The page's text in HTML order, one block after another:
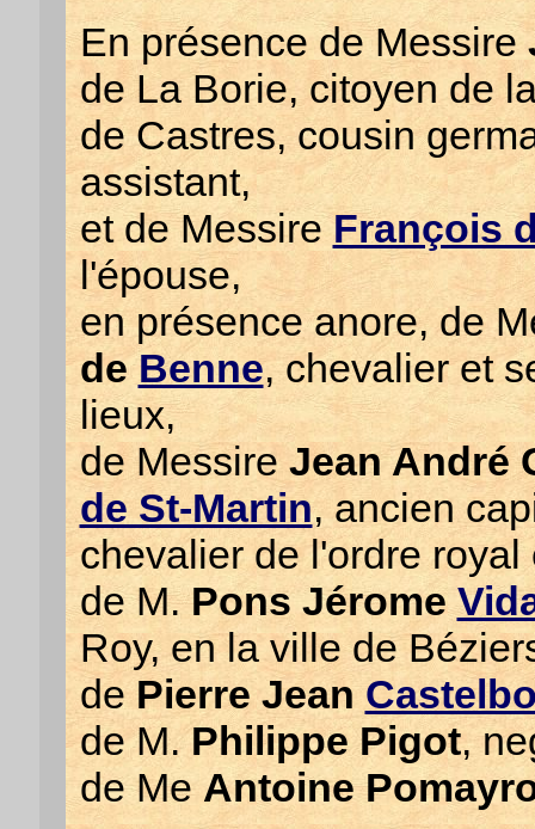
En présence de Messire
de La Borie, citoyen de
de Castres, cousin
assistant,
et de MessireFrançois
l'épouse,
en présence anore, de
deBenne, chevalier et
lieux,
de Messire Jean André
de St-Martin, ancien
chevalier de l'ordre
de M.Pons Jérome
Roy, en la ville de
dePierre Jean
de M.Philippe Pigot,
de Me Antoine